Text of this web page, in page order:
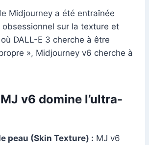
Midjourney a été entraînée
obsessionnel sur la texture et
où DALL-E 3 cherche à être
», Midjourney v6 cherche à
v6 domine l’ultra-
peau (Skin Texture) : MJ v6